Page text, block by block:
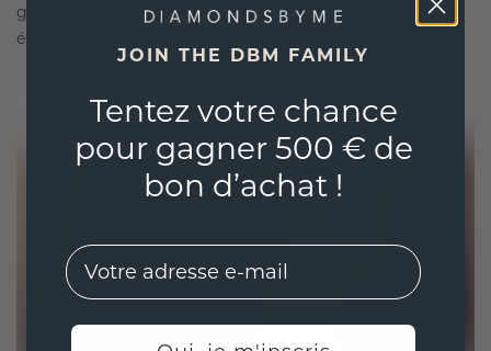
garantissant ainsi que vos bijoux sont aussi
éthiques qu'exquis.
JOIN THE DBM FAMILY
Tentez votre chance
pour gagner 500 € de
bon d’achat !
EMail